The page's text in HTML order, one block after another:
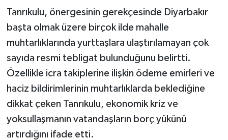
Tanrıkulu, önergesinin gerekçesinde Diyarbakır
başta olmak üzere birçok ilde mahalle
muhtarlıklarında yurttaşlara ulaştırılamayan çok
sayıda resmi tebligat bulunduğunu belirtti.
Özellikle icra takiplerine ilişkin ödeme emirleri ve
haciz bildirimlerinin muhtarlıklarda beklediğine
dikkat çeken Tanrıkulu, ekonomik kriz ve
yoksullaşmanın vatandaşların borç yükünü
artırdığını ifade etti.